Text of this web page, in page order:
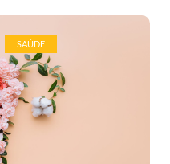
SAÚDE